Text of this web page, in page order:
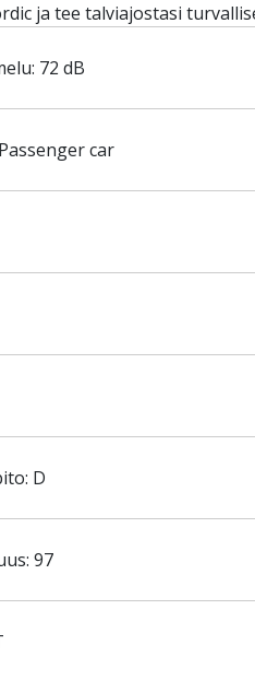
ja tee talviajostasi
72 dB
car
D
97